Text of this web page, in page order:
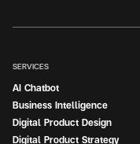
SERVICES
AI Chatbot
Business Intelligence
Digital Product Design
Digital Product Strategy